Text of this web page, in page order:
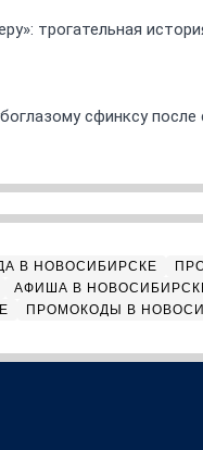
трогательная
сфинксу
В НОВОСИБИРСКЕ
АФИША В
ПРОМОКОДЫ В